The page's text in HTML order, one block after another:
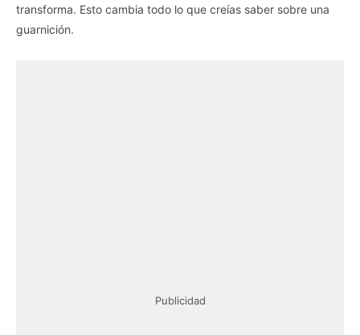
transforma. Esto cambia todo lo que creías saber sobre una
guarnición.
Publicidad